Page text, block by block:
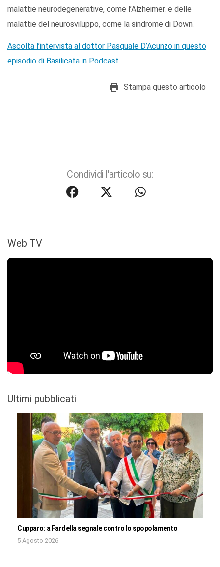
malattie neurodegenerative, come l’Alzheimer, e delle
malattie del neurosviluppo, come la sindrome di Down.
Ascolta l’intervista al dottor Pasquale D’Acunzo in questo
episodio di Basilicata in Podcast
Stampa questo articolo
Condividi l'articolo su:
Web TV
Ultimi pubblicati
Cupparo: a Fardella segnale contro lo spopolamento
5 Agosto 2026